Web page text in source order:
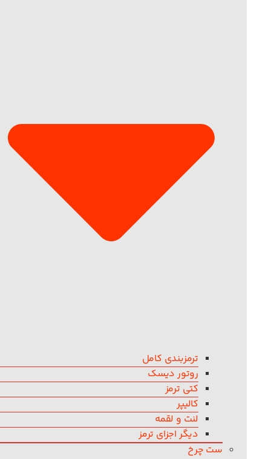
ترمزبندی کامل
روتور دیسک
کتی ترمز
کالیپر
لنت و لقمه
دیگر اجزای ترمز
ست چرخ